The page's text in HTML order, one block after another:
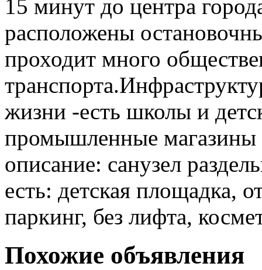
15 минут до центра
расположены
проходит много
жизни -есть школы и
промышленные магазины
описание: санузел
есть: детская площадка,
паркинг, без лифта,
Похожие объявления